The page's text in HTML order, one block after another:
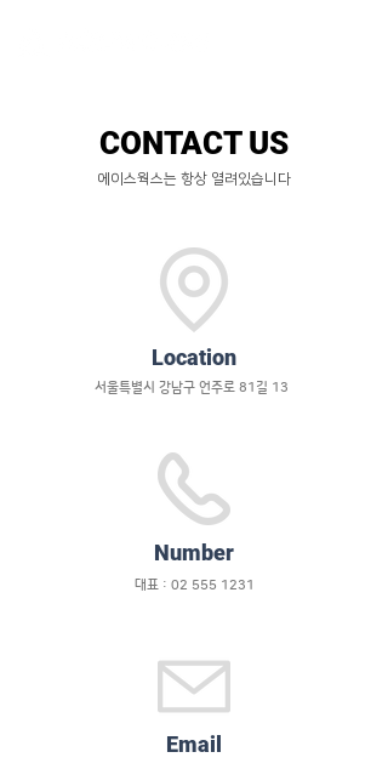
CONTACT US
에이스웍스는 항상 열려있습니다
Location
서울특별시 강남구 언주로 81길 13
Number
대표 : 02 555 1231
Email